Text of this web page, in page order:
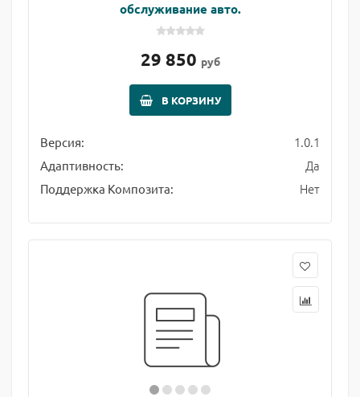
обслуживание авто.
29 850 руб
В КОРЗИНУ
Версия: 1.0.1
Адаптивность: Да
Поддержка Композита: Нет